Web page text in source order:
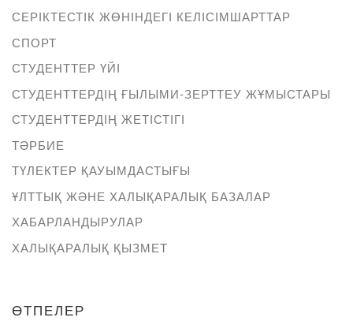
СЕРІКТЕСТІК ЖӨНІНДЕГІ КЕЛІСІМШАРТТАР
СПОРТ
СТУДЕНТТЕР ҮЙІ
СТУДЕНТТЕРДІҢ ҒЫЛЫМИ-ЗЕРТТЕУ ЖҰМЫСТАРЫ
СТУДЕНТТЕРДІҢ ЖЕТІСТІГІ
ТӘРБИЕ
ТҮЛЕКТЕР ҚАУЫМДАСТЫҒЫ
ҰЛТТЫҚ ЖӘНЕ ХАЛЫҚАРАЛЫҚ БАЗАЛАР
ХАБАРЛАНДЫРУЛАР
ХАЛЫҚАРАЛЫҚ ҚЫЗМЕТ
ӨТПЕЛЕР